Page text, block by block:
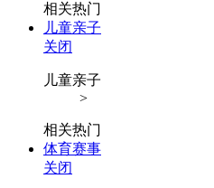
相关热门
儿童亲子
关闭
儿童亲子
>
相关热门
体育赛事
关闭